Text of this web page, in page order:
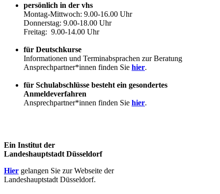
persönlich in der vhs
Montag-Mittwoch: 9.00-16.00 Uhr
Donnerstag: 9.00-18.00 Uhr
Freitag: 9.00-14.00 Uhr
für Deutschkurse
Informationen und Terminabsprachen zur Beratung
Ansprechpartner*innen finden Sie hier.
für Schulabschlüsse besteht ein gesondertes
Anmeldeverfahren
Ansprechpartner*innen finden Sie hier.
Ein Institut der
Landeshauptstadt Düsseldorf
Hier gelangen Sie zur Webseite der
Landeshauptstadt Düsseldorf.